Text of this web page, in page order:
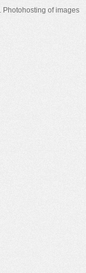
Photohosting of images